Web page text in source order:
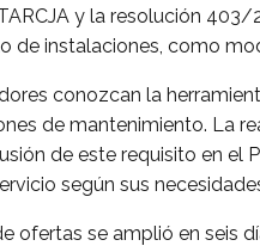
y la resolución
instalaciones, como
conozcan la
de mantenimiento. La
de este requisito en el
según sus
se amplió en seis